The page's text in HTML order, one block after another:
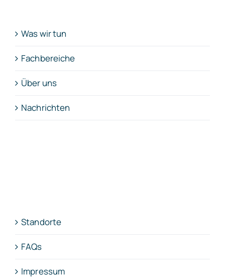
Was wir tun
Fachbereiche
Über uns
Nachrichten
Standorte
FAQs
Impressum